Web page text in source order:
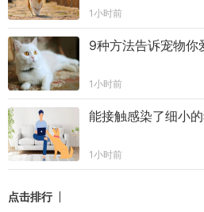
1小时前
9种方法告诉宠物你
1小时前
能接触感染了细小
1小时前
点击排行